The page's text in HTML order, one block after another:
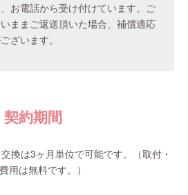
お電話から受け付けています。ご
ままご返送頂いた場合、補償適応
ざいます。
契約期間
換は3ヶ月単位で可能です。（取付・
用は無料です。）